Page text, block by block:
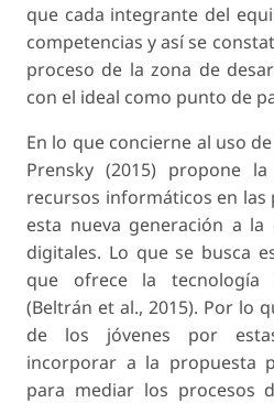
que cada integrante del
competencias y así se
proceso de la zona de
con el ideal como punto de
En lo que concierne al uso
Prensky (2015) propone
recursos informáticos en las
esta nueva generación a
digitales. Lo que se busca
que ofrece la tecnología
(Beltrán et al., 2015). Por lo
de los jóvenes por
incorporar a la propuesta
para mediar los procesos